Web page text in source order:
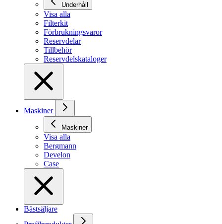
Underhåll
Visa alla
Filterkit
Förbrukningsvaror
Reservdelar
Tillbehör
Reservdelskataloger
Maskiner
Maskiner
Visa alla
Bergmann
Develon
Case
Bästsäljare